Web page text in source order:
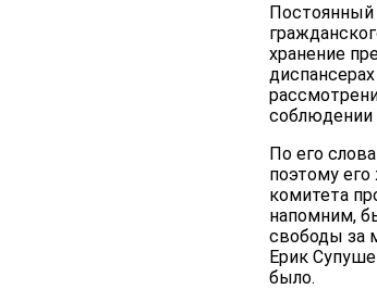
Постоянный
хранение
соблюдении
По его
поэтому
комитета
напомним,
свободы за
Ерик
было.